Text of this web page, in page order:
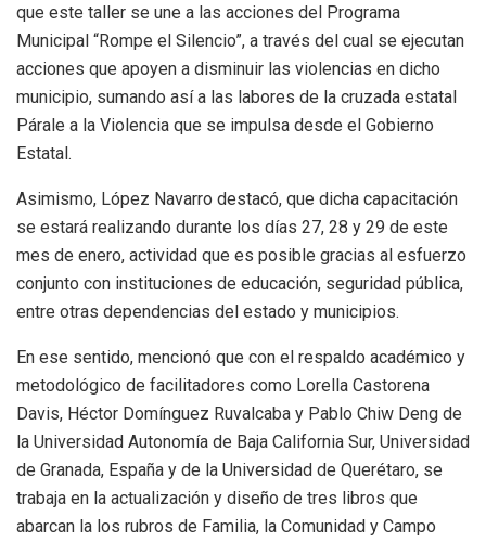
que este taller se une a las acciones del Programa
Municipal “Rompe el Silencio”, a través del cual se ejecutan
acciones que apoyen a disminuir las violencias en dicho
municipio, sumando así a las labores de la cruzada estatal
Párale a la Violencia que se impulsa desde el Gobierno
Estatal.
Asimismo, López Navarro destacó, que dicha capacitación
se estará realizando durante los días 27, 28 y 29 de este
mes de enero, actividad que es posible gracias al esfuerzo
conjunto con instituciones de educación, seguridad pública,
entre otras dependencias del estado y municipios.
En ese sentido, mencionó que con el respaldo académico y
metodológico de facilitadores como Lorella Castorena
Davis, Héctor Domínguez Ruvalcaba y Pablo Chiw Deng de
la Universidad Autonomía de Baja California Sur, Universidad
de Granada, España y de la Universidad de Querétaro, se
trabaja en la actualización y diseño de tres libros que
abarcan la los rubros de Familia, la Comunidad y Campo